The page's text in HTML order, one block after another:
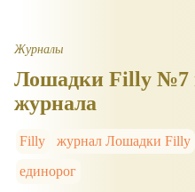
Журналы
Лошадки Filly №7
журнала
Filly журнал Лошадки Filly
единорог